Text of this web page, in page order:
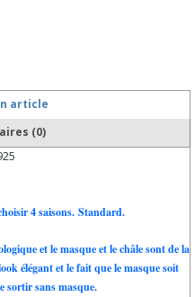
article
(0)
4 saisons. Standard.
et le masque et le châle sont de la
élégant et le fait que le masque soit
sortir sans masque.